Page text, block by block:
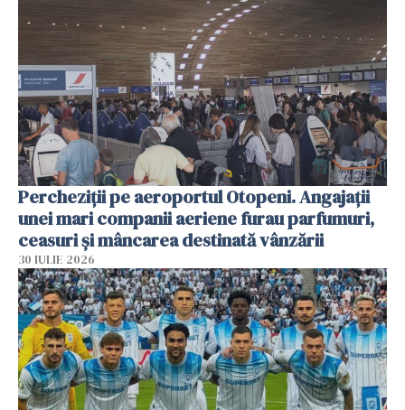
Percheziții pe aeroportul Otopeni. Angajații
unei mari companii aeriene furau parfumuri,
ceasuri și mâncarea destinată vânzării
30 IULIE 2026